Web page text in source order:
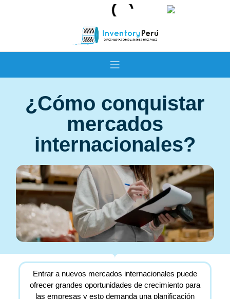
¿Cómo conquistar
mercados
internacionales?
Entrar a nuevos mercados internacionales puede
ofrecer grandes oportunidades de crecimiento para
las empresas y esto demanda una planificación